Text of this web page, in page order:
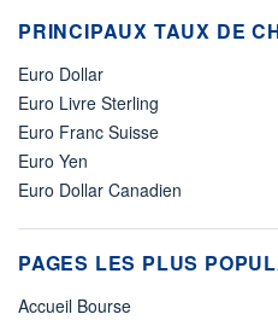
PRINCIPAUX TAUX DE
Euro Dollar
Euro Livre Sterling
Euro Franc Suisse
Euro Yen
Euro Dollar Canadien
PAGES LES PLUS
Accueil Bourse